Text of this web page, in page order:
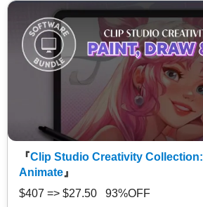
『Clip Studio Creativity
Animate 』
$407 => $27.50 93%OFF